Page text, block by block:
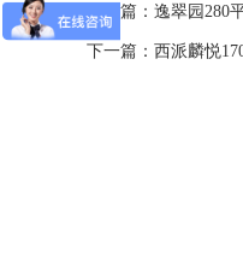
上一篇： 逸翠园280
下一篇： 西派麟悦